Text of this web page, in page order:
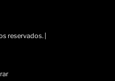
reservados. |